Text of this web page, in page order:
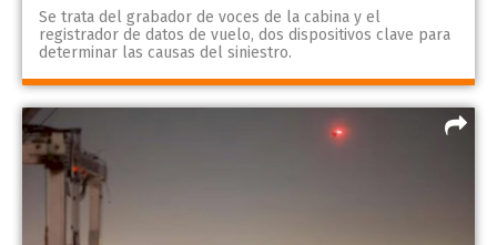
Se trata del grabador de voces de la cabina y el
registrador de datos de vuelo, dos dispositivos clave para
determinar las causas del siniestro.